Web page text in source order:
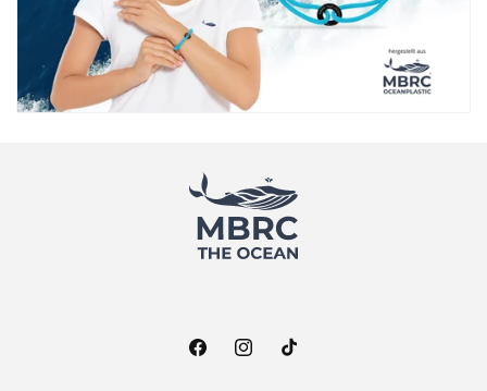
FacebookInstagramTikTok